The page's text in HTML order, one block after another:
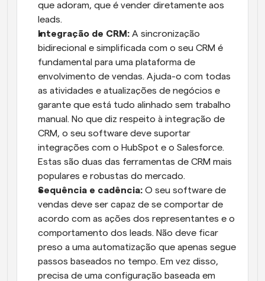
que adoram, que é vender diretamente aos
leads.
Integração de CRM: A sincronização
bidirecional e simplificada com o seu CRM é
fundamental para uma plataforma de
envolvimento de vendas. Ajuda-o com todas
as atividades e atualizações de negócios e
garante que está tudo alinhado sem trabalho
manual. No que diz respeito à integração de
CRM, o seu software deve suportar
integrações com o HubSpot e o Salesforce.
Estas são duas das ferramentas de CRM mais
populares e robustas do mercado.
Sequência e cadência: O seu software de
vendas deve ser capaz de se comportar de
acordo com as ações dos representantes e o
comportamento dos leads. Não deve ficar
preso a uma automatização que apenas segue
passos baseados no tempo. Em vez disso,
precisa de uma configuração baseada em